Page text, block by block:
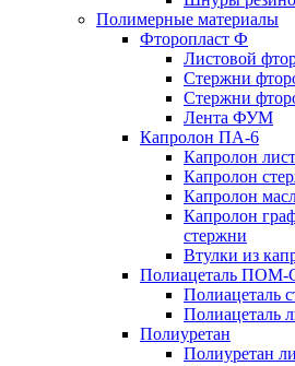
Полимерные материалы
Фторопласт Ф
Листовой
Стержни
Стержни
Лента ФУМ
Капролон ПА-6
Капролон
Капролон
Капролон
Капролон
стержни
Втулки из
Полиацеталь ПОМ-
Полиацеталь
Полиацеталь
Полиуретан
Полиуретан